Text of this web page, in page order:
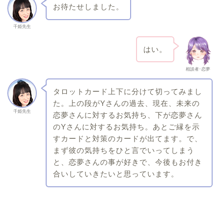
千姫先生
お待たせしました。
相談者･恋夢
はい。
千姫先生
タロットカード上下に分けて切ってみまし
た。上の段がYさんの過去、現在、未来の
恋夢さんに対するお気持ち、下が恋夢さん
のYさんに対するお気持ち。あとご縁を示
すカードと対策のカードが出てます。で、
まず彼の気持ちをひと言でいってしまう
と、恋夢さんの事が好きで、今後もお付き
合いしていきたいと思っています。